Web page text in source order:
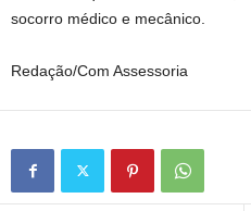
socorro médico e mecânico.
Redação/Com Assessoria